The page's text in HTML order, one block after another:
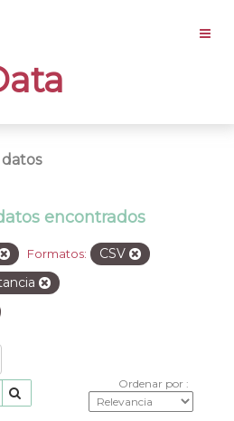
encontrados
Formatos: CSV
Ordenar por